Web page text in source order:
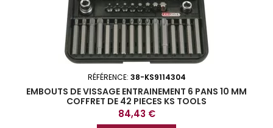
RÉFÉRENCE: 38-KS9114304
EMBOUTS DE VISSAGE ENTRAINEMENT 6 PANS 10 MM
COFFRET DE 42 PIECES KS TOOLS
Prix
84,43 €